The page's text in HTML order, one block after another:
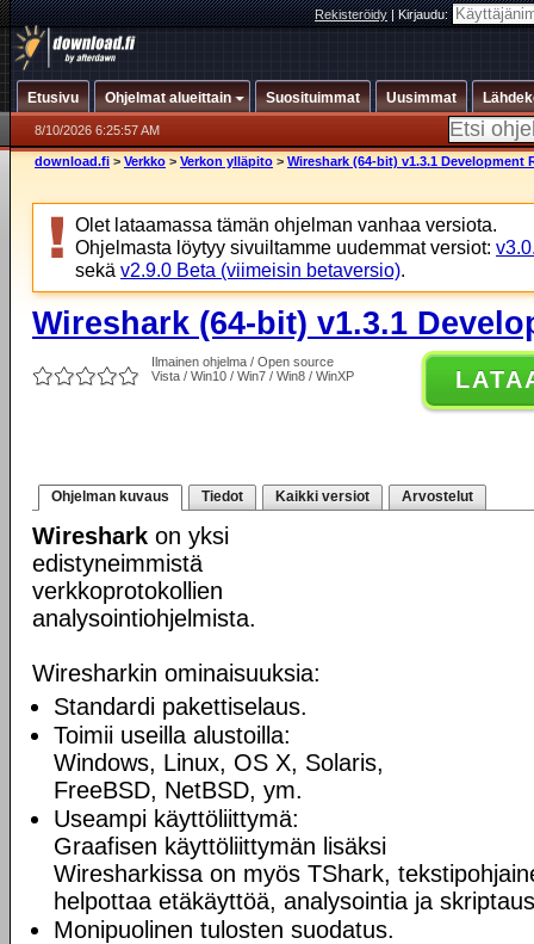
Rekisteröidy|Kirjaudu:
Etusivu Ohjelmat alueittain Suosituimmat Uusimmat
8/10/2026 6:25:57 AM
download.fi > Verkko > Verkon ylläpito > Wireshark (64-bit) v1.3.1 Development
Olet lataamassa tämän ohjelman vanhaa versiota.
Ohjelmasta löytyy sivuiltamme uudemmat versiot:
sekä v2.9.0 Beta (viimeisin betaversio).
Wireshark (64-bit) v1.3.1
Ilmainen ohjelma / Open source
Vista / Win10 / Win7 / Win8 / WinXP
Ohjelman kuvaus Tiedot Kaikki versiot Arvostelut
Wireshark on yksi
edistyneimmistä
verkkoprotokollien
analysointiohjelmista.
Wiresharkin ominaisuuksia:
Standardi pakettiselaus.
Toimii useilla alustoilla:
Windows, Linux, OS X, Solaris,
FreeBSD, NetBSD, ym.
Useampi käyttöliittymä:
Graafisen käyttöliittymän lisäksi
Wiresharkissa on myös TShark,
helpottaa etäkäyttöä, analysointia ja
Monipuolinen tulosten suodatus.